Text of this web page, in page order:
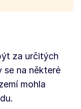
za určitých
se na některé
mohla